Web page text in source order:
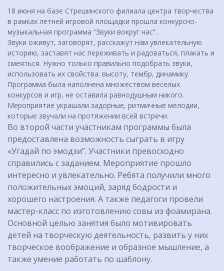
18 июня на базе Стрешинского филиала центра творчества
в рамках летней игровой площадки прошла конкурсно-
музыкальная программа “Звуки вокруг нас”.
Звуки оживут, заговорят, расскажут нам увлекательную
историю, заставят нас переживать и радоваться, плакать и
смеяться. Нужно только правильно подобрать звуки,
использовать их свойства: высоту, тембр, динамику.
Программа была наполнена множеством веселых
конкурсов и игр, не оставила равнодушным никого.
Мероприятие украшали задорные, ритмичные мелодии,
которые звучали на протяжении всей встречи.
Во второй части участникам программы была
предоставлена возможность сыграть в игру
«Угадай по эмодзи”. Участники превосходно
справились с заданием. Мероприятие прошло
интересно и увлекательно. Ребята получили много
положительных эмоций, заряд бодрости и
хорошего настроения. А также педагоги провели
мастер-класс по изготовлению совы из фоамирана.
Основной целью занятия было мотивировать
детей на творческую деятельность, развить у них
творческое воображение и образное мышление, а
также умение работать по шаблону.